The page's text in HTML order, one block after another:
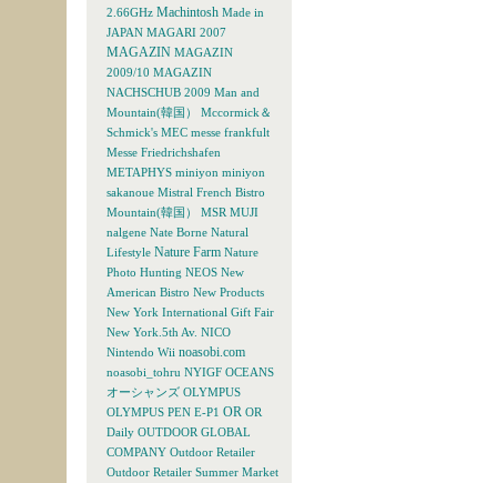
2.66GHz Machintosh Made in
JAPAN MAGARI 2007
MAGAZIN MAGAZIN
2009/10 MAGAZIN
NACHSCHUB 2009 Man and
Mountain(韓国）
Mccormick＆
Schmick's MEC messe frankfult
Messe Friedrichshafen
METAPHYS miniyon miniyon
sakanoue Mistral French Bistro
Mountain(韓国）
MSR MUJI
nalgene Nate Borne Natural
Lifestyle Nature Farm Nature
Photo Hunting NEOS New
American Bistro New Products
New York International Gift Fair
New York.5th Av. NICO
Nintendo Wii noasobi.com
noasobi_tohru NYIGF OCEANS
オーシャンズ OLYMPUS
OLYMPUS PEN E-P1 OR OR
Daily OUTDOOR GLOBAL
COMPANY Outdoor Retailer
Outdoor Retailer Summer Market